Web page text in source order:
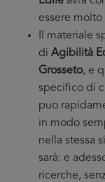
essere
Il materiale
di Agibilità
Grosseto, e
specifico di
puo
in modo
nella stessa
sarà: e
ricerche,